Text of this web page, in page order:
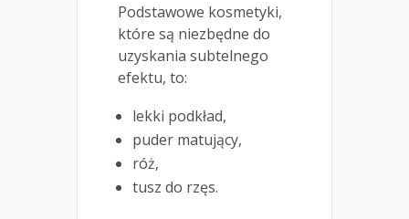
Podstawowe kosmetyki,
które są niezbędne do
uzyskania subtelnego
efektu, to:
lekki podkład,
puder matujący,
róż,
tusz do rzęs.